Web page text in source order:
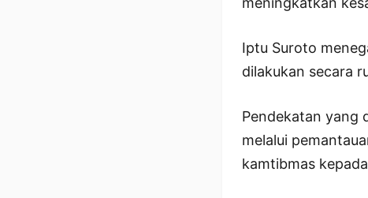
Iptu Suroto
dilakukan secara
Pendekatan yang
melalui
kamtibmas